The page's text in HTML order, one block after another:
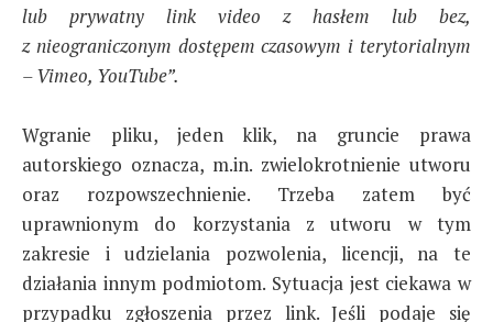
lub prywatny link video z hasłem lub bez,
z nieograniczonym dostępem czasowym i terytorialnym
– Vimeo, YouTube”.
Wgranie pliku, jeden klik, na gruncie prawa
autorskiego oznacza, m.in. zwielokrotnienie utworu
oraz rozpowszechnienie. Trzeba zatem być
uprawnionym do korzystania z utworu w tym
zakresie i udzielania pozwolenia, licencji, na te
działania innym podmiotom. Sytuacja jest ciekawa w
przypadku zgłoszenia przez link. Jeśli podaje się